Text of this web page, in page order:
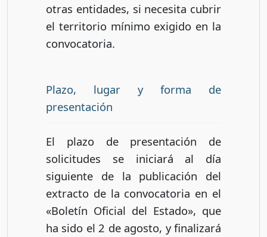
otras entidades, si necesita cubrir
el territorio mínimo exigido en la
convocatoria.
Plazo, lugar y forma de
presentación
El plazo de presentación de
solicitudes se iniciará al día
siguiente de la publicación del
extracto de la convocatoria en el
«Boletín Oficial del Estado», que
ha sido el 2 de agosto, y finalizará